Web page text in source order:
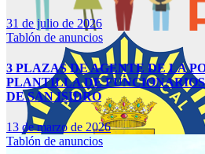
31 de julio de 2026
Tablón de anuncios
3 PLAZAS DE AGENTE DE LA
PLANTILLA DE
DE SAN ISIDRO
13 de marzo de 2026
Tablón de anuncios